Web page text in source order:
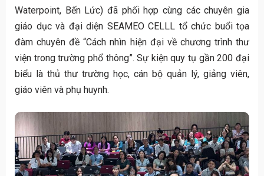
Waterpoint, Bến Lức) đã phối hợp cùng các chuyên gia
giáo dục và đại diện SEAMEO CELLL tổ chức buổi tọa
đàm chuyên đề “Cách nhìn hiện đại về chương trình thư
viện trong trường phổ thông”. Sự kiện quy tụ gần 200 đại
biểu là thủ thư trường học, cán bộ quản lý, giảng viên,
giáo viên và phụ huynh.